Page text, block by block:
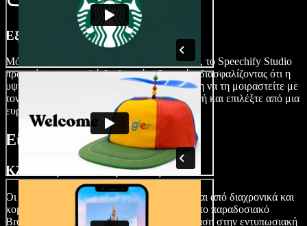
Εξάγετε την Ταινία σας
Μόλις ολοκληρώσετε τη μουσική σας ταινία, το Speechify Studio
προσφέρει μια ομαλή διαδικασία εξαγωγής, διασφαλίζοντας ότι η
υψηλής ποιότητας παραγωγή σας είναι έτοιμη να τη μοιραστείτε με
τον κόσμο. Απλά πατήστε το κουμπί Εξαγωγή και επιλέξτε από μια
ευρεία γκάμα τύπων αρχείων βίντεο.
Είδη Μουσικών Ταινιών
Κλασικές Μουσικές Ταινίες
Οι κλασικές μουσικές ταινίες χαρακτηρίζονται από διαχρονικά και
κομψά τραγούδια και χορευτικά που τιμούν το παραδοσιακό
Broadway και το θέατρο. Συχνά δίνουν έμφαση στην εντυπωσιακή